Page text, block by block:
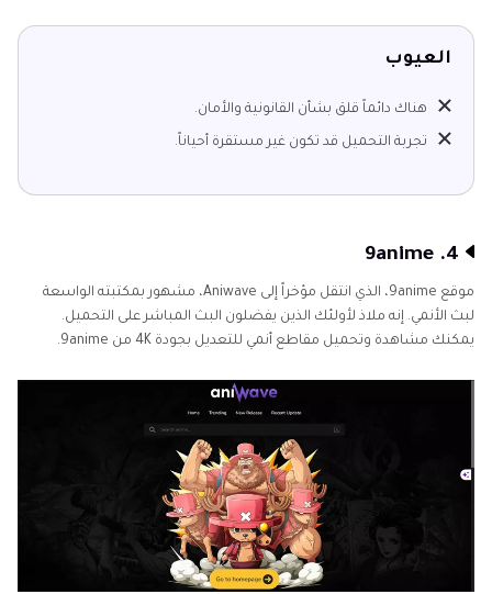
العيوب
هناك دائماً قلق بشأن القانونية والأمان.
تجربة التحميل قد تكون غير مستقرة أحياناً.
4. 9anime
موقع 9anime، الذي انتقل مؤخراً إلى Aniwave، مشهور بمكتبته الواسعة
لبث الأنمي. إنه ملاذ لأولئك الذين يفضلون البث المباشر على التحميل.
يمكنك مشاهدة وتحميل مقاطع أنمي للتعديل بجودة 4K من 9anime.